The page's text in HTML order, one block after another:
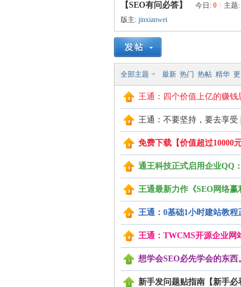
SE
VI
» › ›
【SEO有问必答】 今日: 0 主题:
版主: jinxianwei
全部主题 最新 热门 热帖 精华
王通：四个价值上亿的赚钱
王通：不要坚持，要去享受
免费下载【价值超过10000
通王科技正式启用企业QQ
王通最新力作《SEO网络
王通：0基础1小时建站教程
王通：TWCMS开源企业网
想学会SEO必先学会的东西
新手发问题贴指南【新手必